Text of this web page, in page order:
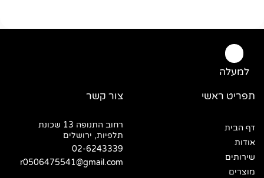
למעלה
תפריט ראשי
דף הבית
אודות
שירותים
מוצרים
צור קשר
רחוב התנופה 13 שכונת
תלפיות, ירושלים
02-6243339
r0506475541@gmail.com